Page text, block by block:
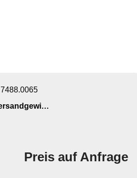
7488.0065
Versandgewicht:
Preis auf Anfrage